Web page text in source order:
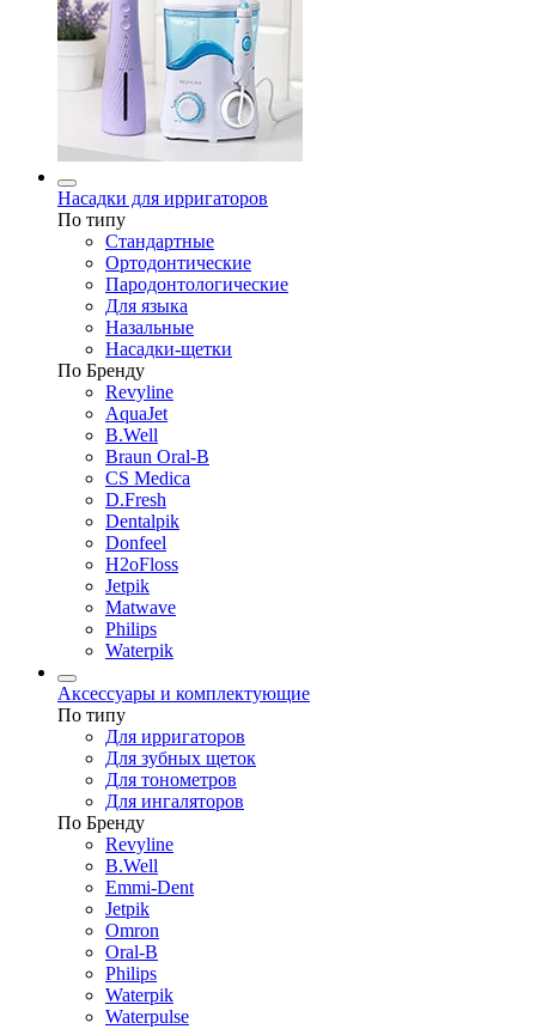
Насадки для ирригаторов
По типу
Стандартные
Ортодонтические
Пародонтологические
Для языка
Назальные
Насадки-щетки
По Бренду
Revyline
AquaJet
B.Well
Braun Oral-B
CS Medica
D.Fresh
Dentalpik
Donfeel
H2oFloss
Jetpik
Matwave
Philips
Waterpik
Аксессуары и комплектующие
По типу
Для ирригаторов
Для зубных щеток
Для тонометров
Для ингаляторов
По Бренду
Revyline
B.Well
Emmi-Dent
Jetpik
Omron
Oral-B
Philips
Waterpik
Waterpulse